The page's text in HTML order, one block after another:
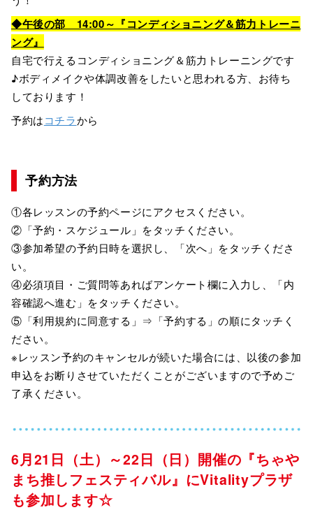
◆午後の部 14:00～『コンディショニング＆筋力トレーニ
ング』
自宅で行えるコンディショニング＆筋力トレーニングです
♪ボディメイクや体調改善をしたいと思われる方、お待ち
しております！
予約はコチラから
予約方法
①各レッスンの予約ページにアクセスください。
②「予約・スケジュール」をタッチください。
③参加希望の予約日時を選択し、「次へ」をタッチくださ
い。
④必須項目・ご質問等あればアンケート欄に入力し、「内
容確認へ進む」をタッチください。
⑤「利用規約に同意する」⇒「予約する」の順にタッチく
ださい。
※レッスン予約のキャンセルが続いた場合には、以後の参加
申込をお断りさせていただくことがございますので予めご
了承ください。
6月21日（土）～22日（日）開催の『ちゃや
まち推しフェスティバル』にVitalityプラザ
も参加します☆